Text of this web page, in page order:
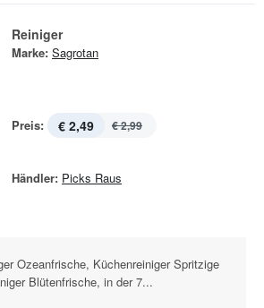
Reiniger
Marke: Sagrotan
Preis: € 2,49 € 2,99
Händler: Picks Raus
Ozeanfrische, Küchenreiniger Spritzige
Blütenfrische, in der 7...